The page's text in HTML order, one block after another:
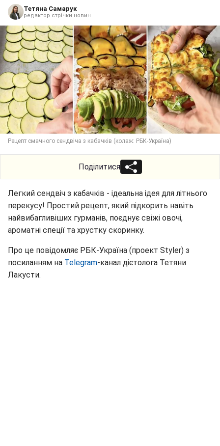
Тетяна Самарук
редактор стрічки новин
Рецепт смачного сендвіча з кабачків (колаж: РБК-Україна)
Поділитися
Легкий сендвіч з кабачків - ідеальна ідея для літнього
перекусу! Простий рецепт, який підкорить навіть
найвибагливіших гурманів, поєднує свіжі овочі,
ароматні спеції та хрустку скоринку.
Про це повідомляє РБК-Україна (проект Styler) з
посиланням на Telegram-канал дієтолога Тетяни
Лакусти.